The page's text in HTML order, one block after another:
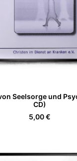
IN DEN WARENKORB
Seelsorge und
CD)
5,00€